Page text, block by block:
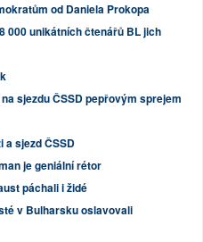
od Daniela Prokopa
000 unikátních čtenářů BL jich
sjezdu ČSSD pepřovým sprejem
a sjezd ČSSD
je geniální rétor
páchali i židé
v Bulharsku oslavovali